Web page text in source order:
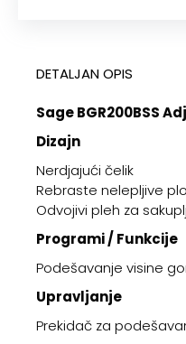
DETALJAN OPIS
Sage BGR200BSS
Dizajn
Nerdjajući čelik
Rebraste nelepljive
Odvojivi pleh za
Programi / Funkcije
Podešavanje visine
Upravljanje
Prekidač za